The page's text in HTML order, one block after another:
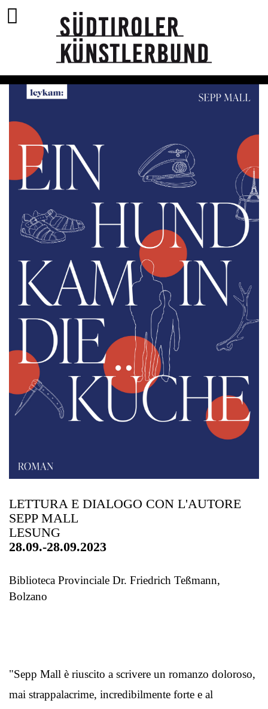
LETTURA E DIALOGO CON L'AUTORE
SEPP MALL
LESUNG
28.09.-28.09.2023
Biblioteca Provinciale Dr. Friedrich Teßmann,
Bolzano
"Sepp Mall è riuscito a scrivere un romanzo doloroso,
mai strappalacrime, incredibilmente forte e al